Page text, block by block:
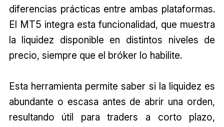
diferencias prácticas entre ambas plataformas.
El MT5 integra esta funcionalidad, que muestra
la liquidez disponible en distintos niveles de
precio, siempre que el bróker lo habilite.
Esta herramienta permite saber si la liquidez es
abundante o escasa antes de abrir una orden,
resultando útil para traders a corto plazo,